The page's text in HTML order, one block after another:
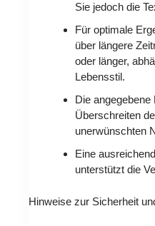
Sie jedoch die
Für optimale
über längere
oder länger,
Lebensstil.
Die
Überschreiten
unerwünschten
Eine
unterstützt die
Hinweise zur Sicherheit